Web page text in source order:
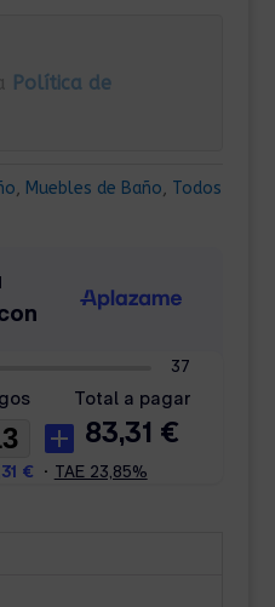
Política de
, Muebles de Baño, Todos